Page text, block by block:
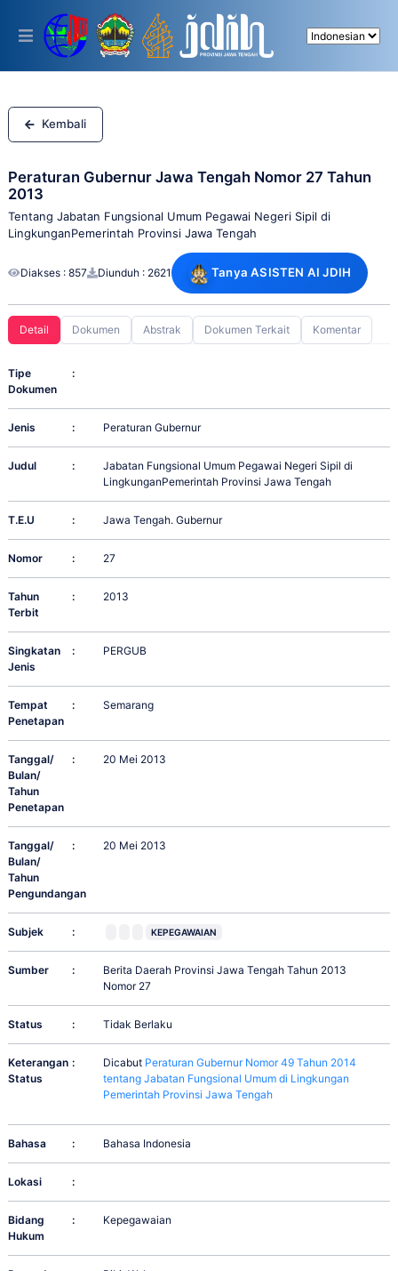
This
includes
accessibility
system.
Kembali
Peraturan Gubernur Jawa Tengah Nomor 27 Tahun
2013
Tentang Jabatan Fungsional Umum Pegawai Negeri Sipil di
LingkunganPemerintah Provinsi Jawa Tengah
Diakses : 857 Diunduh : 2621 Tanya ASISTEN AI JDIH
Detail Dokumen Abstrak Dokumen Terkait Komentar
Tipe
Dokumen
:
Jenis : Peraturan Gubernur
Judul :
Jabatan Fungsional Umum Pegawai Negeri Sipil di
LingkunganPemerintah Provinsi Jawa Tengah
T.E.U : Jawa Tengah. Gubernur
Nomor : 27
Tahun
Terbit
: 2013
Singkatan
Jenis
: PERGUB
Tempat
Penetapan
: Semarang
Tanggal/
Bulan/
Tahun
Penetapan
: 20 Mei 2013
Tanggal/
Bulan/
Tahun
Pengundangan
: 20 Mei 2013
Subjek : KEPEGAWAIAN
Sumber :
Berita Daerah Provinsi Jawa Tengah Tahun 2013
Nomor 27
Status : Tidak Berlaku
Keterangan
Status
: Dicabut Peraturan Gubernur Nomor 49 Tahun 2014
tentang Jabatan Fungsional Umum di Lingkungan
Pemerintah Provinsi Jawa Tengah
Bahasa : Bahasa Indonesia
Lokasi :
Bidang
Hukum
: Kepegawaian